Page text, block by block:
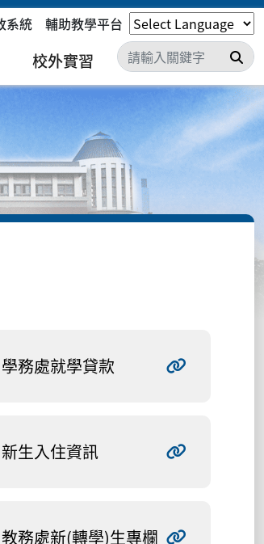
系統 輔助教學平台
校外實習 搜
學務處就學貸款
新生入住資訊
教務處新(轉學)生專欄